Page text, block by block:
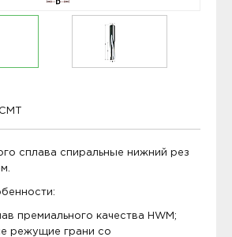
CMT
сплава спиральные нижний рез
премиального качества HWM;
режущие грани со